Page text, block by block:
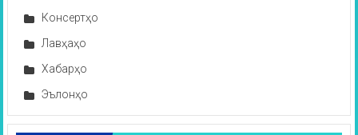
Консертҳо
Лавҳаҳо
Хабарҳо
Эълонҳо